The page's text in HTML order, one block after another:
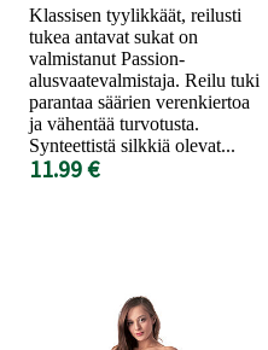
Klassisen tyylikkäät, reilusti
tukea antavat sukat on
valmistanut Passion-
alusvaatevalmistaja. Reilu tuki
parantaa säärien verenkiertoa
ja vähentää turvotusta.
Synteettistä silkkiä olevat...
11.99 €